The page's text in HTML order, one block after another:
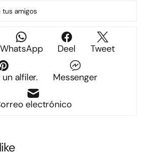
amigos
WhatsApp Deel Tweet
un alfiler. Messenger
electrónico